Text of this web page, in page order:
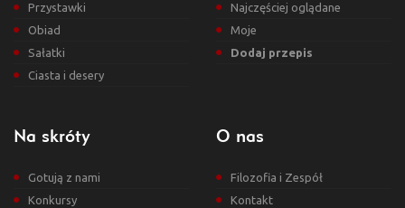
Przystawki
Obiad
Sałatki
Ciasta i desery
Najczęściej oglądane
Moje
Dodaj przepis
Na skróty
Gotują z nami
Konkursy
O nas
Filozofia i Zespół
Kontakt